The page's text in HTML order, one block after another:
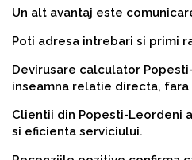
Un alt avantaj este
Poti adresa intrebari si primi
Devirusare calculator
inseamna relatie directa,
Clientii din Popesti-Leordeni
si eficienta serviciului.